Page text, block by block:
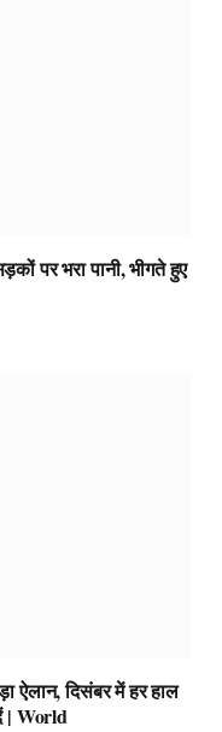
पर भरा पानी, भीगते हुए
ऐलान, दिसंबर में हर हाल
| World